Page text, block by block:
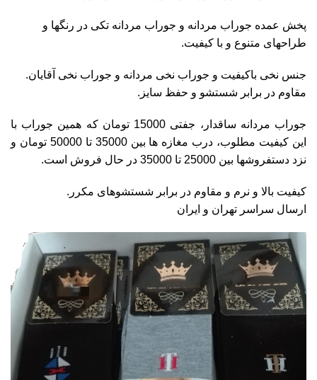
پخش عمده جوراب مردانه و جوراب مردانه تکی در رنگها و
طراحهای متنوع و با کیفیت.
جنس نخی باکیفیت و جوراب نخی مردانه و جوراب نخی آقایان.
مقاوم در برابر شستشو و حفظ سایز.
جوراب مردانه ساقدار، جفتی 15000 تومان که همین جوراب با
این کیفیت مطلوب، درب مغازه ها بین 35000 تا 50000 تومان و
نزد دستفروشها بین 25000 تا 35000 در حال فروش است.
کیفیت بالا و نرم و مقاوم در برابر شستشوهای مکرر.
ارسال سراسر تهران و ایران